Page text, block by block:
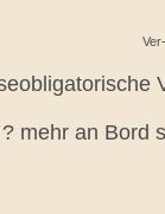
mehr an Bord